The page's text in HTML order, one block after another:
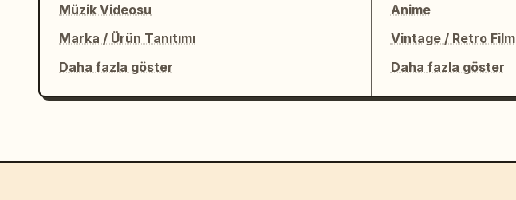
Müzik Videosu
Marka / Ürün Tanıtımı
Daha fazla göster
Anime
Vintage / Retro Film
Daha fazla göster